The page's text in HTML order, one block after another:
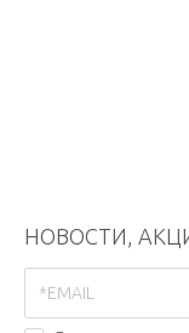
НОВОСТИ,